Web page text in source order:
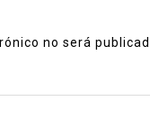
no será